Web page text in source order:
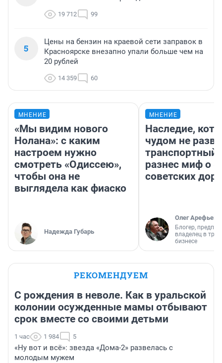
19 712 99
5
Цены на бензин на краевой сети заправок в
Красноярске внезапно упали больше чем на
20 рублей
14 359 60
МНЕНИЕ
«Мы видим нового
Нолана»: с каким
настроем нужно
смотреть «Одиссею»,
чтобы она не
выглядела как фиаско
Надежда Губарь
МНЕНИЕ
Наследие,
чудом не
транспортный
разнес миф о
советских
Олег Арефьев
Блогер,
владелец в
бизнесе
РЕКОМЕНДУЕМ
С рождения в неволе. Как в уральской
колонии осужденные мамы отбывают
срок вместе со своими детьми
1 час 1 984 5
«Ну вот и всё»: звезда «Дома-2» развелась с
молодым мужем